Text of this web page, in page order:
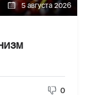
5 августа 2026
0